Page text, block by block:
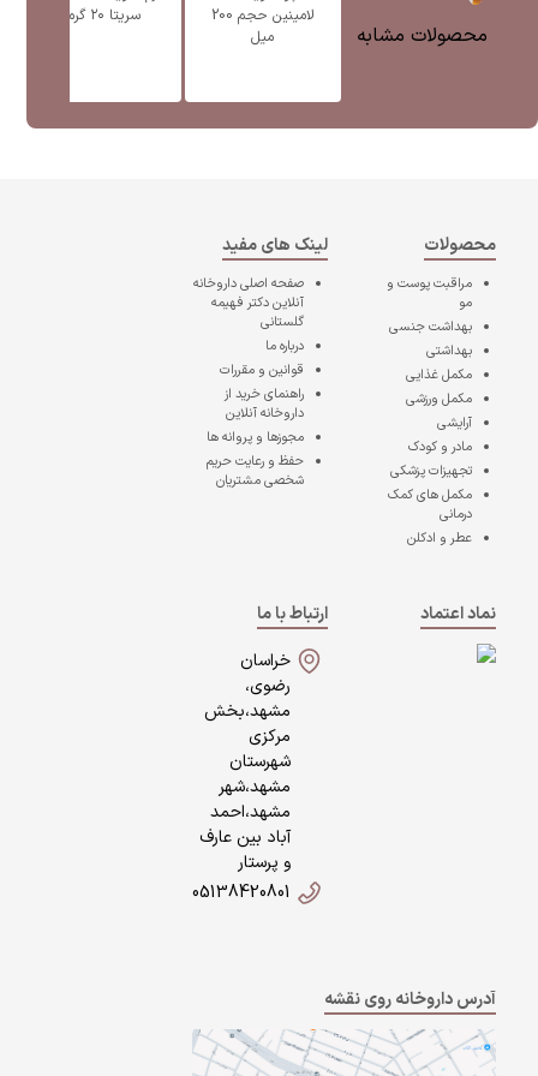
محصولات مشابه
لامینین حجم 200
میل
سریتا ۲۰ گرم
محصولات
مراقبت پوست و
مو
بهداشت جنسی
بهداشتی
مکمل غذایی
مکمل ورزشی
آرایشی
مادر و کودک
تجهیزات پزشکی
مکمل های کمک
درمانی
عطر و ادکلن
لینک های مفید
صفحه اصلیداروخانه
آنلاین دکتر فهیمه
گلستانی
درباره ما
قوانین و مقررات
راهنمای خرید از
داروخانه آنلاین
مجوزها و پروانه ها
حفظ و رعایت حریم
شخصی مشتریان
نماد اعتماد
ارتباط با ما
خراسان
رضوی،
مشهد،بخش
مرکزی
شهرستان
مشهد،شهر
مشهد،احمد
آباد بین عارف
و پرستار
05138420801
آدرس داروخانه روی نقشه